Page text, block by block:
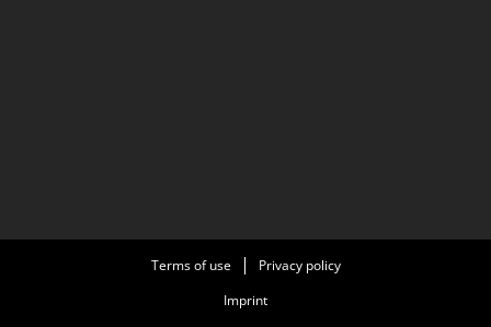
Terms of use
Privacy policy
Imprint